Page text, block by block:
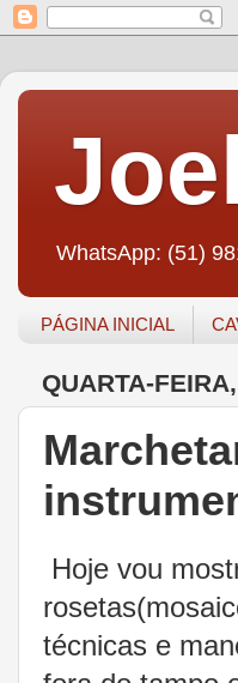
WhatsApp: (51)
PÁGINA INICIAL
QUARTA-
Hoje vou
técnicas e